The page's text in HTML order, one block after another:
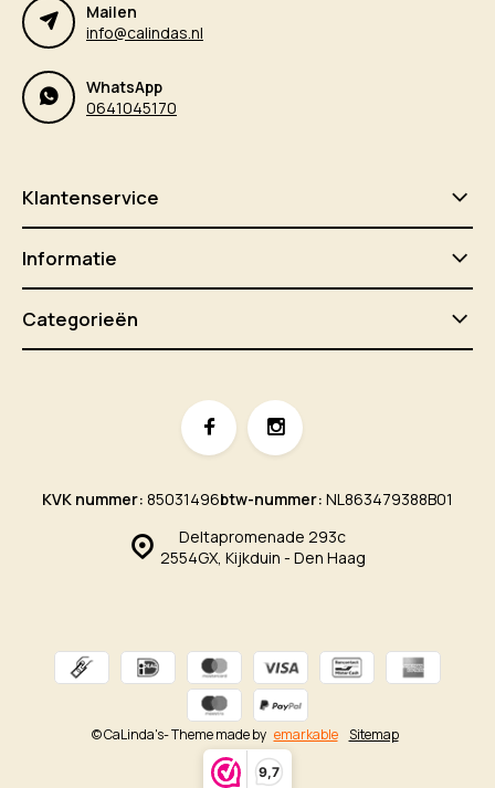
9,7
Mailen
info@calindas.nl
WhatsApp
0641045170
Klantenservice
Informatie
Categorieën
Deltapromenade 293c
2554GX, Kijkduin - Den Haag
KVK nummer: 85031496btw-nummer: NL863479388B01
© CaLinda's- Theme made by emarkable Sitemap